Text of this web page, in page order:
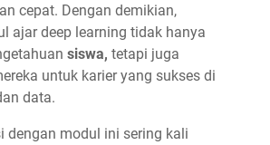
cepat. Dengan demikian,
ajar deep learning tidak hanya
siswa, tetapi juga
untuk karier yang sukses di
data.
dengan modul ini sering kali